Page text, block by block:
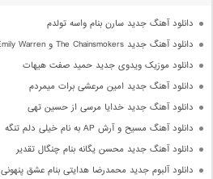
دانلود آهنگ جدید سارن بنام واسه تولدم
دانلود آهنگ جدید The Chainsmokers و Emily Warren بنام Side Effects
دانلود موزیک ویدوی جدید حمید صفت هیهات
دانلود آهنگ جدید امین مرعشی برات میمردم
دانلود آهنگ جدید خدایا مرسی از حسین تهی
دانلود آهنگ مسیح و آرش AP به نام خیلی دلم تنگه
دانلود آهنگ جدید محسن یگانه بنام چنگال تقدیر
دانلود آلبوم جدید محمدرضا هدایتی بنام عشق پنهونی